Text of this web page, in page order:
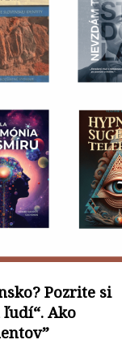
Pozrite si
Ako
”